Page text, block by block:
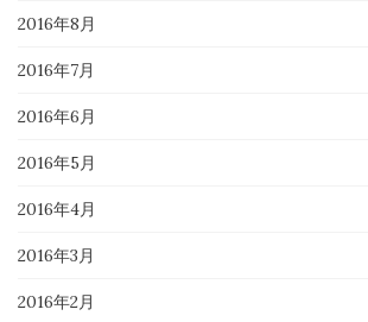
2016年8月
2016年7月
2016年6月
2016年5月
2016年4月
2016年3月
2016年2月